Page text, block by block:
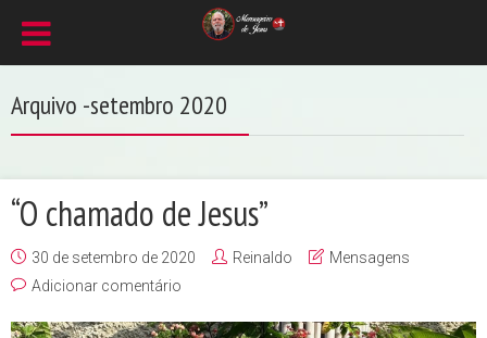
Arquivo -setembro 2020
“O chamado de Jesus”
30 de setembro de 2020 Reinaldo
Mensagens
Adicionar comentário